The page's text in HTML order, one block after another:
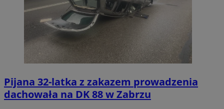
Pijana 32-latka z zakazem prowadzenia
dachowała na DK 88 w Zabrzu